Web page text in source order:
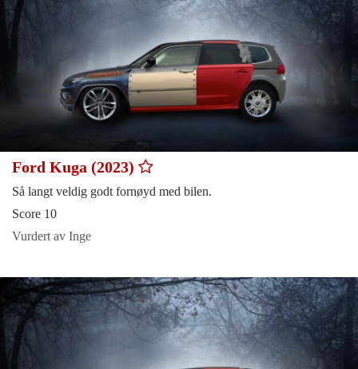
Ford Kuga (2023)
Så langt veldig godt fornøyd med bilen.
Score 10
Vurdert av Inge